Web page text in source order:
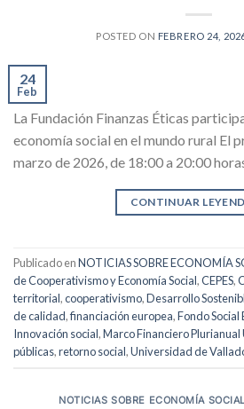
POSTED ON FEBRERO 24,
24
Feb
La Fundación Finanzas Éticas
economía social en el mundo rural El
marzo de 2026, de 18:00 a 20:00
CONTINUAR
Publicado enNOTICIAS SOBRE ECONOMÍA
de Cooperativismo y Economía Social,CEPES,
territorial,cooperativismo,Desarrollo
de calidad,financiación europea,Fondo Social
Innovación social,Marco Financiero Plurianual
públicas,retorno social,Universidad de
NOTICIAS SOBRE ECONOMÍA SOCIAL